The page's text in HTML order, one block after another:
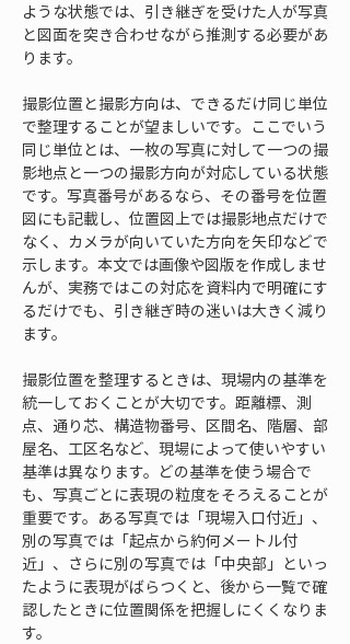
ような状態では、引き継ぎを受けた人が写真
と図面を突き合わせながら推測する必要があ
ります。
撮影位置と撮影方向は、できるだけ同じ単位
で整理することが望ましいです。ここでいう
同じ単位とは、一枚の写真に対して一つの撮
影地点と一つの撮影方向が対応している状態
です。写真番号があるなら、その番号を位置
図にも記載し、位置図上では撮影地点だけで
なく、カメラが向いていた方向を矢印などで
示します。本文では画像や図版を作成しませ
んが、実務ではこの対応を資料内で明確にす
るだけでも、引き継ぎ時の迷いは大きく減り
ます。
撮影位置を整理するときは、現場内の基準を
統一しておくことが大切です。距離標、測
点、通り芯、構造物番号、区間名、階層、部
屋名、工区名など、現場によって使いやすい
基準は異なります。どの基準を使う場合で
も、写真ごとに表現の粒度をそろえることが
重要です。ある写真では「現場入口付近」、
別の写真では「起点から約何メートル付
近」、さらに別の写真では「中央部」といっ
たように表現がばらつくと、後から一覧で確
認したときに位置関係を把握しにくくなりま
す。